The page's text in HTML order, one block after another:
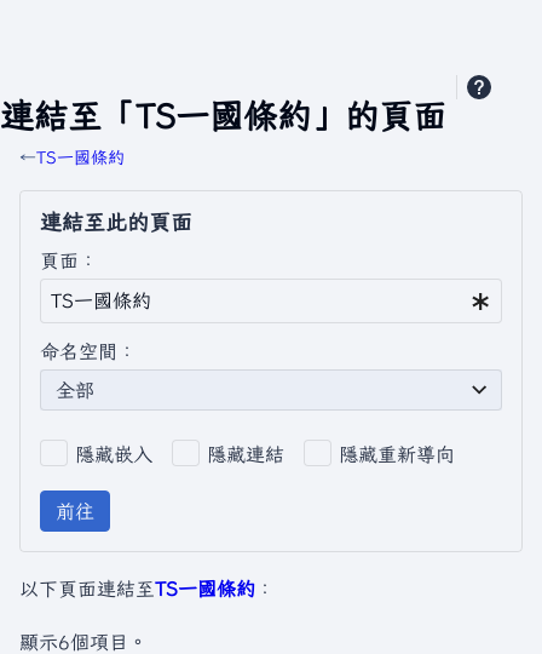
連結至「TS一國條約」的頁面
←TS一國條約
連結至此的頁面
頁面：
命名空間：
全部
隱藏嵌入 隱藏連結 隱藏重新導向
前往
以下頁面連結至TS一國條約 ：
顯示6個項目。